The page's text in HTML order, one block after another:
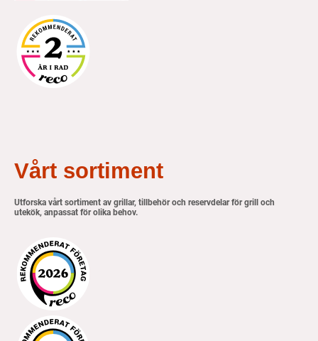
Vårt sortiment
Utforska vårt sortiment av grillar, tillbehör och reservdelar för grill och
utekök, anpassat för olika behov.